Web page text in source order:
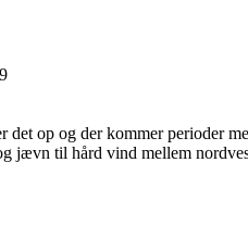
op og der kommer perioder
jævn til hård vind mellem